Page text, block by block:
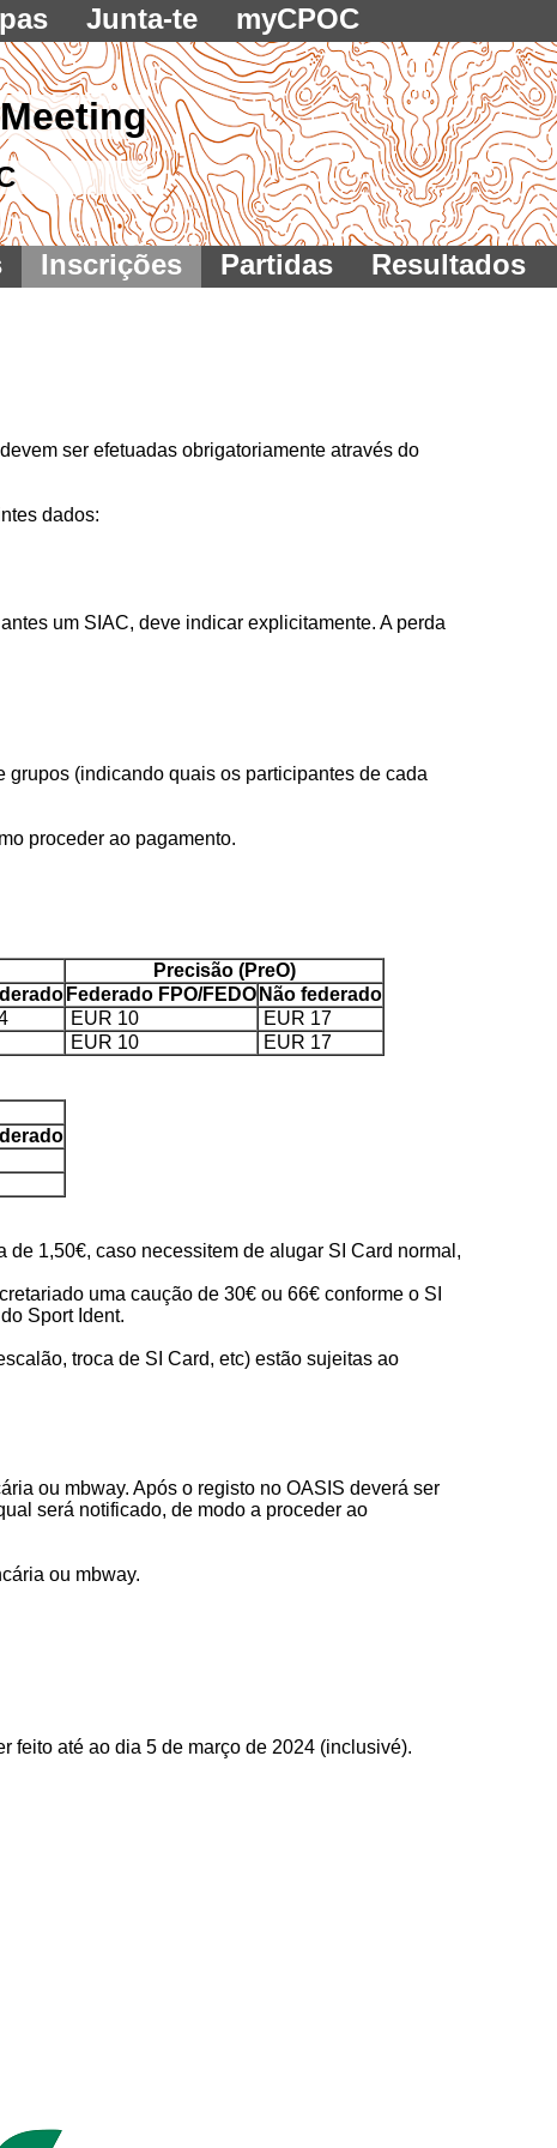
Junta-te myCPOC
Inscrições Partidas Resultados
ser efetuadas obrigatoriamente através do
dados:
um SIAC, deve indicar explicitamente. A perda
(indicando quais os participantes de cada
proceder ao pagamento.
Precisão (PreO)
Federado FPO/FEDO Não federado
EUR 10
EUR 17
EUR 10 EUR 17
1,50€, caso necessitem de alugar SI Card normal,
uma caução de 30€ ou 66€ conforme o SI
Sport Ident.
troca de SI Card, etc) estão sujeitas ao
ou mbway. Após o registo no OASIS deverá ser
será notificado, de modo a proceder ao
ou mbway.
feito até ao dia 5 de março de 2024 (inclusivé).